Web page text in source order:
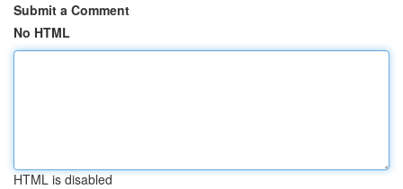
Submit a Comment
No HTML
HTML is disabled